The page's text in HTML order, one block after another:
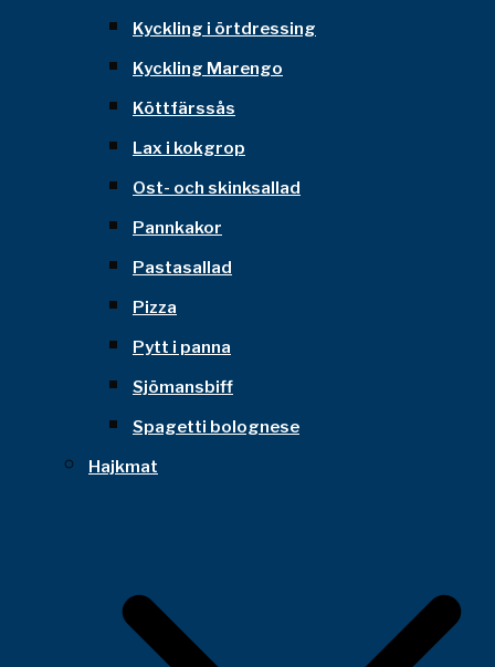
Kyckling i örtdressing
Kyckling Marengo
Köttfärssås
Lax i kokgrop
Ost- och skinksallad
Pannkakor
Pastasallad
Pizza
Pytt i panna
Sjömansbiff
Spagetti bolognese
Hajkmat